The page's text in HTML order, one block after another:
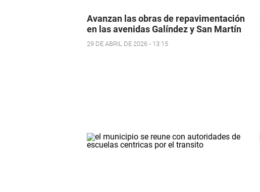
Avanzan las obras de repavimentación
en las avenidas Galíndez y San Martín
29 DE ABRIL DE 2026 - 13:15